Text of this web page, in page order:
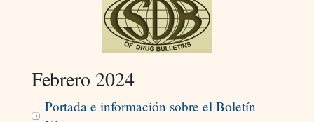
Febrero 2024
Portada e información sobre el Boletín